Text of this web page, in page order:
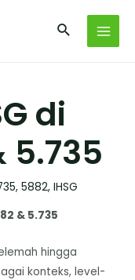
di
5.735
,5882,IHSG
& 5.735
hingga
konteks, level-